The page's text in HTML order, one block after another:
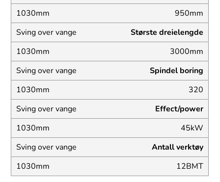
950mm
Største dreielengde
3000mm
Spindel boring
320
Effect/power
45kW
Antall verktøy
12BMT